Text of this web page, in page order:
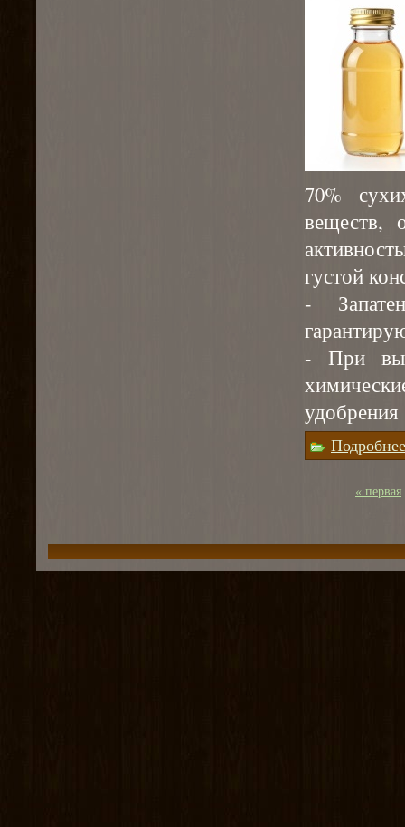
70%
веществ,
густой
-
- При
удобрения
Подробнее
Страницы
« первая